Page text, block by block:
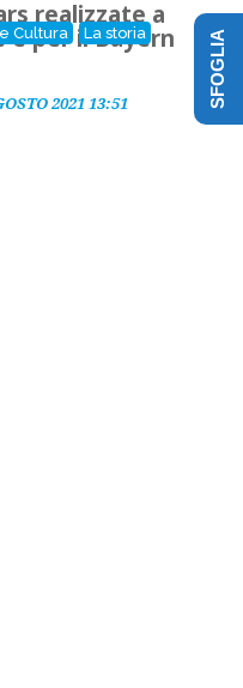
Cultura La storia
realizzate a
è per il Bayern
2021 13:51 SFOGLIA